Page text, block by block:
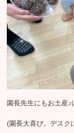
園長先生にもお土産♪
(園長大喜び。デスク